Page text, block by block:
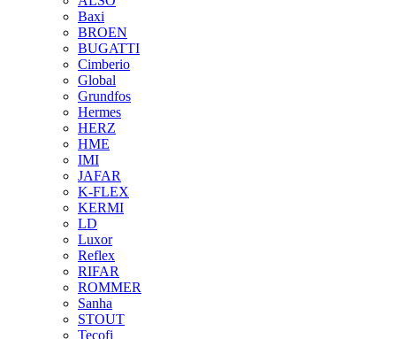
Baxi
BROEN
BUGATTI
Cimberio
Global
Grundfos
Hermes
HERZ
HME
IMI
JAFAR
K-FLEX
KERMI
LD
Luxor
Reflex
RIFAR
ROMMER
Sanha
STOUT
Tecofi